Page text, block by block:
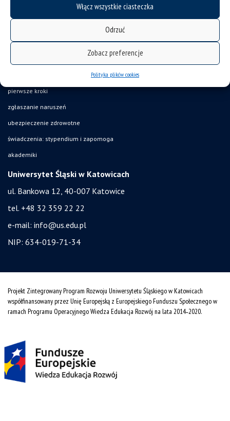
Włącz wszystkie ciasteczka
Odrzuć
Zobacz preferencje
Polityka plików cookies
USOSweb
organizacja roku akademickiego
pierwsze kroki
zgłaszanie naruszeń
ubezpieczenie zdrowotne
świadczenia: stypendium i zapomoga
akademiki
Uniwersytet Śląski w Katowicach
ul. Bankowa 12, 40-007 Katowice
tel. +48 32 359 22 22
e-mail: info@us.edu.pl
NIP: 634-019-71-34
Projekt Zintegrowany Program Rozwoju Uniwersytetu Śląskiego w Katowicach
współfinansowany przez Unię Europejską z Europejskiego Funduszu Społecznego w
ramach Programu Operacyjnego Wiedza Edukacja Rozwój na lata 2014˗2020.